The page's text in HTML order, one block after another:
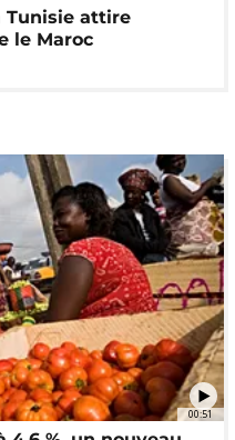
Tunisie attire
le Maroc
00:51